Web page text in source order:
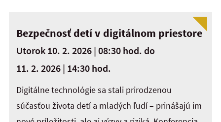
Bezpečnosť detí v digitálnom priestore
Utorok 10. 2. 2026 | 08:30 hod. do
11. 2. 2026 | 14:30 hod.
Digitálne technológie sa stali prirodzenou
súčasťou života detí a mladých ľudí – prinášajú im